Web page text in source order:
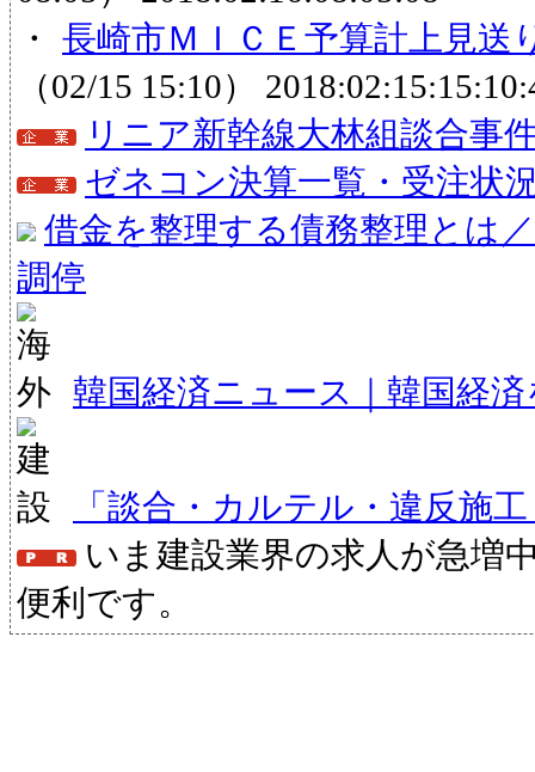
・ 長崎市ＭＩＣＥ予算計上見
（02/15 15:10）
リニア新幹線大林組談合事
ゼネコン決算一覧・受注状
借金を整理する債務整理とは
調停
韓国経済ニュース｜韓国経
「談合・カルテル・違反施
いま建設業界の求人が急増
便利です。